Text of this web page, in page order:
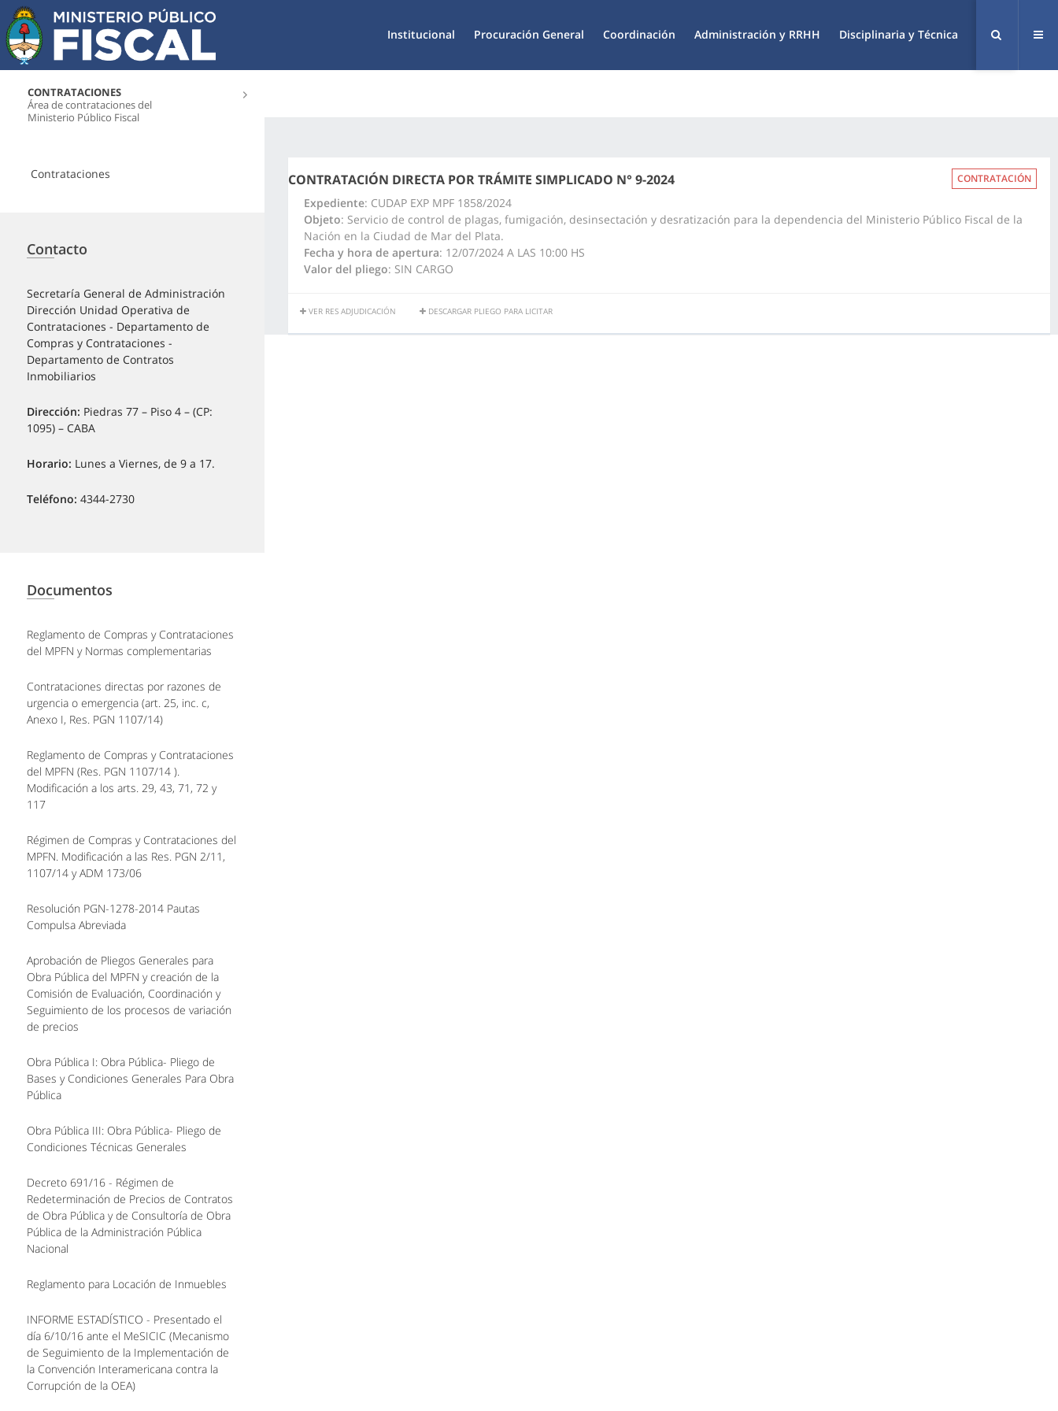
Institucional Procuración General Coordinación Administración y RRHH Disciplinaria y Técnica
CONTRATACIONES
Área de contrataciones del
Ministerio Público Fiscal
Contrataciones
Contacto
Secretaría General de Administración
Dirección Unidad Operativa de
Contrataciones - Departamento de
Compras y Contrataciones -
Departamento de Contratos
Inmobiliarios
Dirección: Piedras 77 – Piso 4 – (CP:
1095) – CABA
Horario: Lunes a Viernes, de 9 a 17.
Teléfono: 4344-2730
Documentos
Reglamento de Compras y Contrataciones
del MPFN y Normas complementarias
Contrataciones directas por razones de
urgencia o emergencia (art. 25, inc. c,
Anexo I, Res. PGN 1107/14)
Reglamento de Compras y Contrataciones
del MPFN (Res. PGN 1107/14 ).
Modificación a los arts. 29, 43, 71, 72 y
117
Régimen de Compras y Contrataciones del
MPFN. Modificación a las Res. PGN 2/11,
1107/14 y ADM 173/06
Resolución PGN-1278-2014 Pautas
Compulsa Abreviada
Aprobación de Pliegos Generales para
Obra Pública del MPFN y creación de la
Comisión de Evaluación, Coordinación y
Seguimiento de los procesos de variación
de precios
Obra Pública I: Obra Pública- Pliego de
Bases y Condiciones Generales Para Obra
Pública
Obra Pública III: Obra Pública- Pliego de
Condiciones Técnicas Generales
Decreto 691/16 - Régimen de
Redeterminación de Precios de Contratos
de Obra Pública y de Consultoría de Obra
Pública de la Administración Pública
Nacional
Reglamento para Locación de Inmuebles
INFORME ESTADÍSTICO - Presentado el
día 6/10/16 ante el MeSICIC (Mecanismo
de Seguimiento de la Implementación de
la Convención Interamericana contra la
Corrupción de la OEA)
CONTRATACIÓN
CONTRATACIÓN DIRECTA POR TRÁMITE SIMPLICADO N° 9-2024
Expediente: CUDAP EXP MPF 1858/2024
Objeto: Servicio de control de plagas, fumigación, desinsectación y desratización para la dependencia del Ministerio Público Fiscal de la
Nación en la Ciudad de Mar del Plata.
Fecha y hora de apertura: 12/07/2024 A LAS 10:00 HS
Valor del pliego: SIN CARGO
VER RES ADJUDICACIÓN DESCARGAR PLIEGO PARA LICITAR